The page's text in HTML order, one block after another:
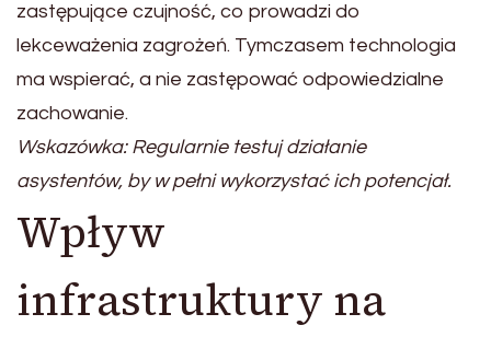
zastępujące czujność, co prowadzi do
lekceważenia zagrożeń. Tymczasem technologia
ma wspierać, a nie zastępować odpowiedzialne
zachowanie.
Wskazówka: Regularnie testuj działanie
asystentów, by w pełni wykorzystać ich potencjał.
Wpływ
infrastruktury na